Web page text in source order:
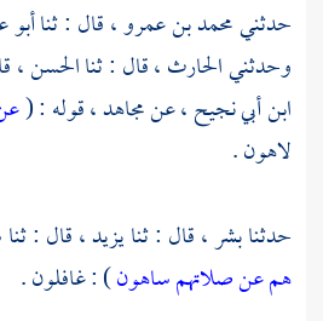
حدثنيمحمد بن عمرو، قال : ثنا
وحدثنيالحارث، قال : ثناالحسن،
ابن أبي نجيح ،عنمجاهد، قوله : (
لاهون .
حدثنابشر، قال : ثنايزيد، قال : ثنا
هم عن صلاتهم ساهون) : غافلون .